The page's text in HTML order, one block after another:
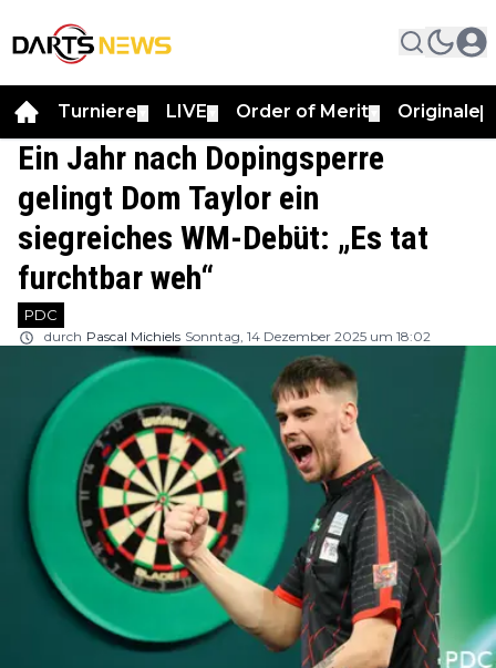
Turniere LIVE Order of Merit Originale
Ein Jahr nach Dopingsperre
gelingt Dom Taylor ein
siegreiches WM-Debüt: „Es tat
furchtbar weh“
PDC
durch Pascal Michiels Sonntag, 14 Dezember 2025 um 18:02